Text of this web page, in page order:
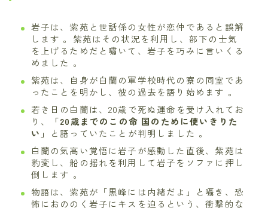
岩子は、紫苑と世話係の女性が恋仲であると誤解
します 。紫苑はその状況を利用し、部下の士気
を上げるためだと嘯いて、岩子を巧みに言いくる
めました 。
紫苑は、自身が白蘭の軍学校時代の寮の同室であ
ったことを明かし、彼の過去を語り始めます 。
若き日の白蘭は、20歳で死ぬ運命を受け入れてお
り、
「20歳までのこの命 国のために使いきりた
い」
と語っていたことが判明しました 。
白蘭の気高い覚悟に岩子が感動した直後、紫苑は
豹変し、船の揺れを利用して岩子をソファに押し
倒します 。
物語は、紫苑が「黒峰には内緒だよ」と囁き、恐
怖におののく岩子にキスを迫るという、衝撃的な